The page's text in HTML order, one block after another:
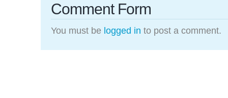
Comment Form
You must be logged in to post a comment.